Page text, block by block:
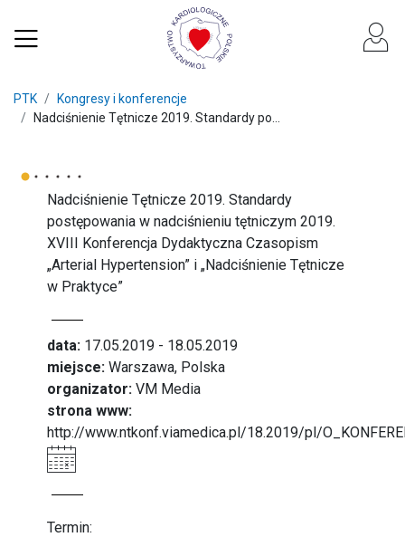
PTK
Kongresy i konferencje
Nadciśnienie Tętnicze 2019. Standardy po...
Nadciśnienie Tętnicze 2019. Standardy
postępowania w nadciśnieniu tętniczym 2019.
XVIII Konferencja Dydaktyczna Czasopism
„Arterial Hypertension” i „Nadciśnienie Tętnicze
w Praktyce”
data: 17.05.2019 - 18.05.2019
miejsce: Warszawa, Polska
organizator: VM Media
strona www:
http://www.ntkonf.viamedica.pl/18.2019/pl/
Termin: